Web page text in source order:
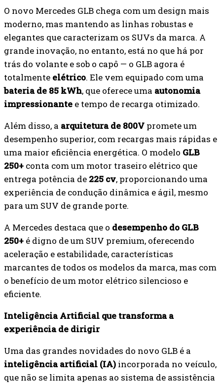
O novo Mercedes GLB chega com um design mais
moderno, mas mantendo as linhas robustas e
elegantes que caracterizam os SUVs da marca. A
grande inovação, no entanto, está no que há por
trás do volante e sob o capô — o GLB agora é
totalmente elétrico. Ele vem equipado com uma
bateria de 85 kWh, que oferece uma autonomia
impressionante e tempo de recarga otimizado.
Além disso, a arquitetura de 800V promete um
desempenho superior, com recargas mais rápidas e
uma maior eficiência energética. O modelo GLB
250+ conta com um motor traseiro elétrico que
entrega potência de 225 cv, proporcionando uma
experiência de condução dinâmica e ágil, mesmo
para um SUV de grande porte.
A Mercedes destaca que o desempenho do GLB
250+ é digno de um SUV premium, oferecendo
aceleração e estabilidade, características
marcantes de todos os modelos da marca, mas com
o benefício de um motor elétrico silencioso e
eficiente.
Inteligência Artificial que transforma a
experiência de dirigir
Uma das grandes novidades do novo GLB é a
inteligência artificial (IA) incorporada no veículo,
que não se limita apenas ao sistema de assistência